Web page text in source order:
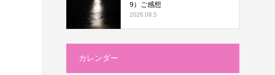
9）ご感想
2026.08.5
カレンダー